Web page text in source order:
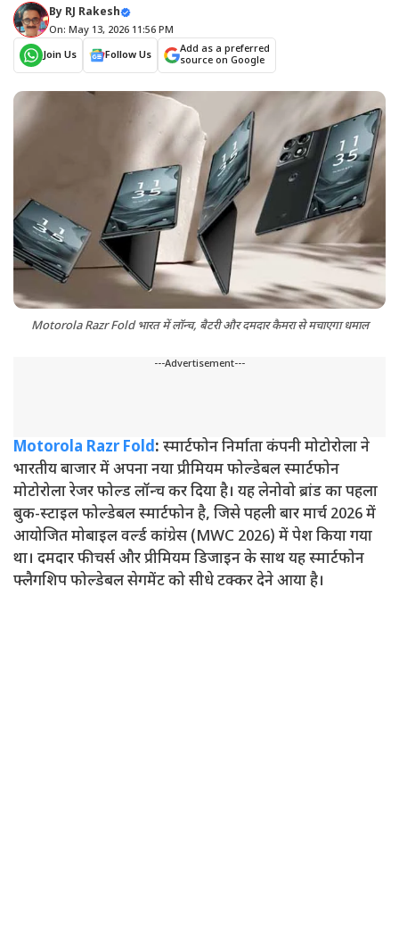
By RJ Rakesh
On: May 13, 2026 11:56 PM
Join Us
Follow Us
Add as a preferred
source on Google
Motorola Razr Fold भारत में लॉन्च, बैटरी और दमदार कैमरा से मचाएगा धमाल
---Advertisement---
Motorola Razr Fold: स्मार्टफोन निर्माता कंपनी मोटोरोला ने
भारतीय बाजार में अपना नया प्रीमियम फोल्डेबल स्मार्टफोन
मोटोरोला रेजर फोल्ड लॉन्च कर दिया है। यह लेनोवो ब्रांड का पहला
बुक-स्टाइल फोल्डेबल स्मार्टफोन है, जिसे पहली बार मार्च 2026 में
आयोजित मोबाइल वर्ल्ड कांग्रेस (MWC 2026) में पेश किया गया
था। दमदार फीचर्स और प्रीमियम डिजाइन के साथ यह स्मार्टफोन
फ्लैगशिप फोल्डेबल सेगमेंट को सीधे टक्कर देने आया है।